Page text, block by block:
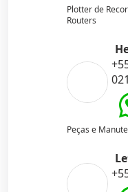
Plotter de
Routers
Peças e